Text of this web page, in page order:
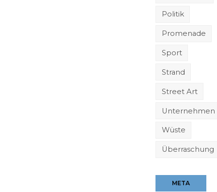
Politik
Promenade
Sport
Strand
Street Art
Unternehmen
Wüste
Überraschung
META